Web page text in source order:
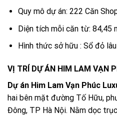
Quy mô dự án: 222 Căn
Diện tích mỗi căn từ: 84,45
Hình thức sở hữu : Sổ đỏ
VỊ TRÍ DỰ ÁN HIM LAM VẠN
Dự án Him Lam Vạn Phúc
hai bên mặt đường Tố Hữu,
Đông, TP Hà Nội. Nằm dọc